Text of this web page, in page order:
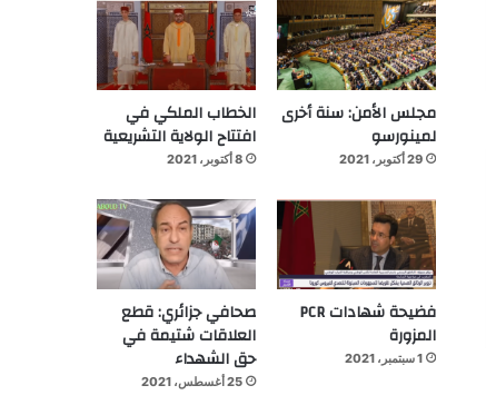
مجلس الأمن: سنة أخرى
لمينورسو
29 أكتوبر، 2021
الخطاب الملكي في
افتتاح الولاية التشريعية
8 أكتوبر، 2021
فضيحة شهادات PCR
المزورة
1 سبتمبر، 2021
صحافي جزائري: قطع
العلاقات شتيمة في
حق الشهداء
25 أغسطس، 2021